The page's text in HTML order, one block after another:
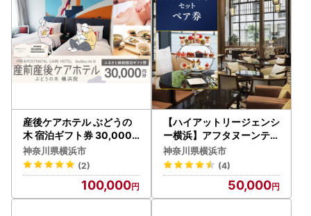
産後ケアホテル ぶどうの
木 宿泊ギフト券 30,000
円分 横浜 ギフト マタニテ
ィ ANC0001
神奈川県横浜市
(2)
100,000
【ハイアットリージェンシ
ー横浜】アフタヌーンティ
ーセットペア券 | ホテル 食
事券 スイーツ 紅茶 ロンネ
フェルト AGN0006
神奈川県横浜市
(4)
50,000